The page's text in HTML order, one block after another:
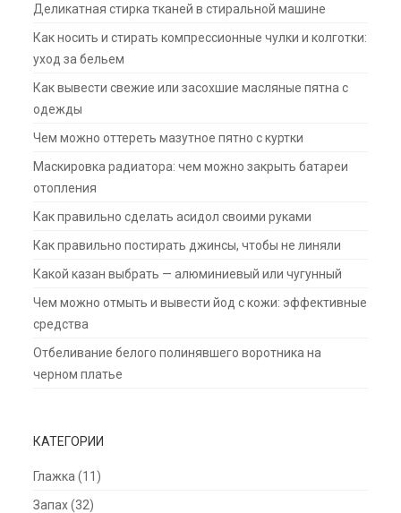
Деликатная стирка тканей в стиральной машине
Как носить и стирать компрессионные чулки и колготки:
уход за бельем
Как вывести свежие или засохшие масляные пятна с
одежды
Чем можно оттереть мазутное пятно с куртки
Маскировка радиатора: чем можно закрыть батареи
отопления
Как правильно сделать асидол своими руками
Как правильно постирать джинсы, чтобы не линяли
Какой казан выбрать — алюминиевый или чугунный
Чем можно отмыть и вывести йод с кожи: эффективные
средства
Отбеливание белого полинявшего воротника на
черном платье
КАТЕГОРИИ
Глажка (11)
Запах(32)